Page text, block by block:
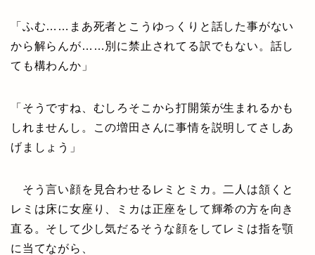
「ふむ……まあ死者とこうゆっくりと話した事がない
から解らんが……別に禁止されてる訳でもない。話し
ても構わんか」
「そうですね、むしろそこから打開策が生まれるかも
しれませんし。この増田さんに事情を説明してさしあ
げましょう」
そう言い顔を見合わせるレミとミカ。二人は頷くと
レミは床に女座り、ミカは正座をして輝希の方を向き
直る。そして少し気だるそうな顔をしてレミは指を顎
に当てながら、